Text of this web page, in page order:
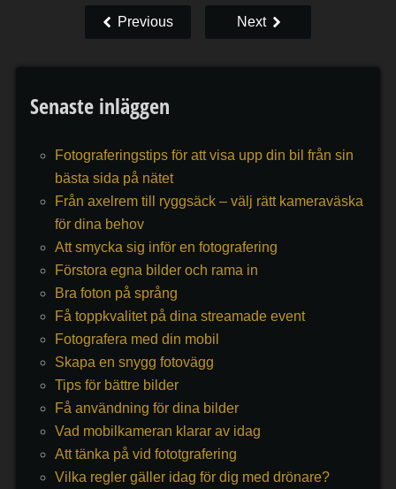
Previous Next
Senaste inläggen
Fotograferingstips för att visa upp din bil från sin
bästa sida på nätet
Från axelrem till ryggsäck – välj rätt kameraväska
för dina behov
Att smycka sig inför en fotografering
Förstora egna bilder och rama in
Bra foton på språng
Få toppkvalitet på dina streamade event
Fotografera med din mobil
Skapa en snygg fotovägg
Tips för bättre bilder
Få användning för dina bilder
Vad mobilkameran klarar av idag
Att tänka på vid fototgrafering
Vilka regler gäller idag för dig med drönare?